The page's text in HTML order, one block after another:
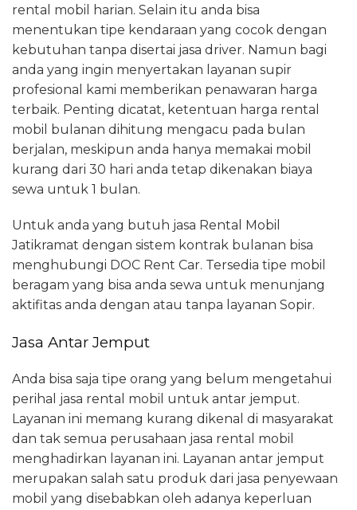
rental mobil harian. Selain itu anda bisa
menentukan tipe kendaraan yang cocok dengan
kebutuhan tanpa disertai jasa driver. Namun bagi
anda yang ingin menyertakan layanan supir
profesional kami memberikan penawaran harga
terbaik. Penting dicatat, ketentuan harga rental
mobil bulanan dihitung mengacu pada bulan
berjalan, meskipun anda hanya memakai mobil
kurang dari 30 hari anda tetap dikenakan biaya
sewa untuk 1 bulan.
Untuk anda yang butuh jasa Rental Mobil
Jatikramat dengan sistem kontrak bulanan bisa
menghubungi DOC Rent Car. Tersedia tipe mobil
beragam yang bisa anda sewa untuk menunjang
aktifitas anda dengan atau tanpa layanan Sopir.
Jasa Antar Jemput
Anda bisa saja tipe orang yang belum mengetahui
perihal jasa rental mobil untuk antar jemput.
Layanan ini memang kurang dikenal di masyarakat
dan tak semua perusahaan jasa rental mobil
menghadirkan layanan ini. Layanan antar jemput
merupakan salah satu produk dari jasa penyewaan
mobil yang disebabkan oleh adanya keperluan